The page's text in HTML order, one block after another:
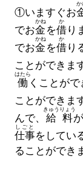
①いますぐお
か
でお金
かね
を借
か
り
でお金
かね
を借
か
り
ことができま
働
はたら
くことが
ことができま
んで、 給料
きゅうりょう
が
仕事
しごと
をしてい
ることができ